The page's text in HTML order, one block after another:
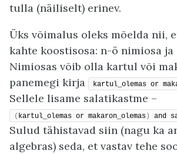
tulla (näiliselt) erinev.
Üks võimalus oleks mõelda nii,
kahte koostisosa: n-ö nimiosa
Nimiosas võib olla kartul või
panemegi kirja
kartul_olemas or
Sellele lisame salatikastme –
( kartul_olemas or makaron_olemas ) and
Sulud tähistavad siin (nagu ka
algebras) seda, et vastav tehe